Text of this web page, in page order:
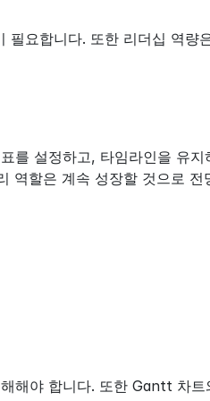
요합니다. 또한 리더십 역량
를 설정하고, 타임라인을 유
역할은 계속 성장할 것으로 전
해야 합니다. 또한 Gantt 차